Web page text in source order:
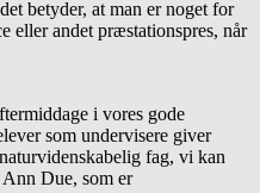
betyder, at man er noget for
eller andet præstationspres, når
i vores gode
som undervisere giver
fag, vi kan
Due, som er